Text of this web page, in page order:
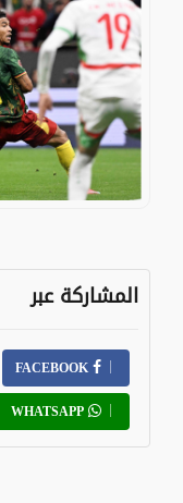
المشاركة عبر
FACEBOOK
WHATSAPP